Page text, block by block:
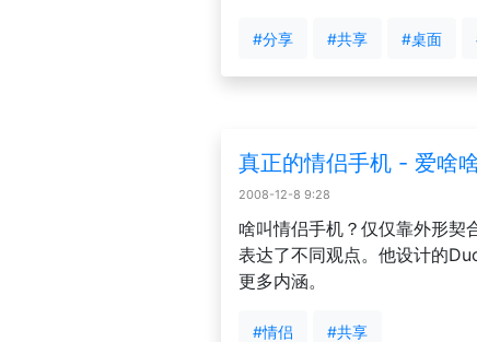
#分享 #共享 #桌面
真正的情侣手机 - 爱啥
2008-12-8 9:28
啥叫情侣手机？仅仅靠外形
表达了不同观点。他设计的
更多内涵。
#情侣 #共享